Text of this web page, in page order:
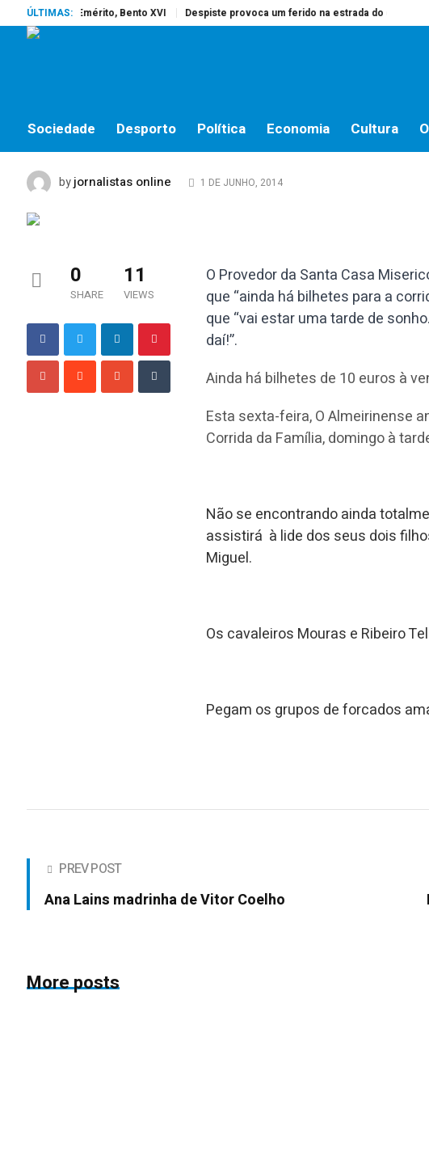
ÚLTIMAS:
o Papa Emérito, Bento XVI Despiste provoca um ferido na estrada do campo
Sociedade Desporto Política Economia Cultura
Vasconcelos
byjornalistas online 1 DE JUNHO, 2014
0
SHARE
11
VIEWS
O Provedor da Santa Casa
que “ainda há bilhetes para a
que “vai estar uma tarde de
daí!”.
Ainda há bilhetes de 10 euros à
Esta sexta-feira, O Almeirinense
Corrida da Família, domingo à
Não se encontrando ainda
assistirá à lide dos seus dois
Miguel.
Os cavaleiros Mouras e Ribeiro
Pegam os grupos de forcados
PREV POST
Ana Lains madrinha de Vitor Coelho
More posts